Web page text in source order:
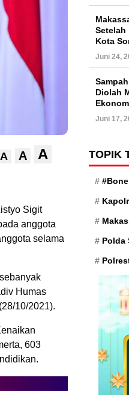
A A A
Sigit
anggota
selama
Humas
10/2021).
603
Setelah
Kota
Juni 24,
Diolah
Juni 17,
TOPIK
#Bone
Polda